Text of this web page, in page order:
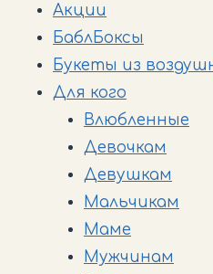
Акции
БаблБоксы
Букеты из
Для кого
Влюбленные
Девочкам
Девушкам
Мальчикам
Маме
Мужчинам